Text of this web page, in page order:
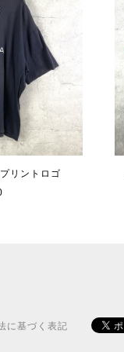
リントロゴ
に基づく表記